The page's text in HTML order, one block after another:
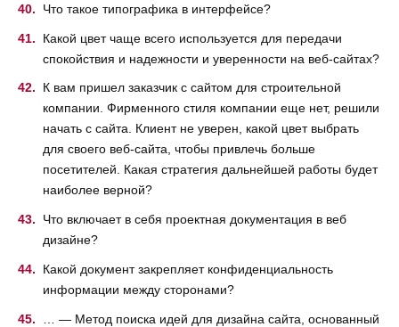
Что такое типографика в интерфейсе?
Какой цвет чаще всего используется для передачи
спокойствия и надежности и уверенности на веб-сайтах?
К вам пришел заказчик с сайтом для строительной
компании. Фирменного стиля компании еще нет, решили
начать с сайта. Клиент не уверен, какой цвет выбрать
для своего веб-сайта, чтобы привлечь больше
посетителей. Какая стратегия дальнейшей работы будет
наиболее верной?
Что включает в себя проектная документация в веб
дизайне?
Какой документ закрепляет конфиденциальность
информации между сторонами?
… — Метод поиска идей для дизайна сайта, основанный